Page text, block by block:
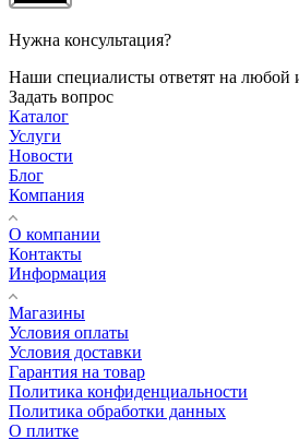
Нужна консультация?
Наши специалисты ответят на любой
Задать вопрос
Каталог
Услуги
Новости
Блог
Компания
О компании
Контакты
Информация
Магазины
Условия оплаты
Условия доставки
Гарантия на товар
Политика конфиденциальности
Политика обработки данных
О плитке